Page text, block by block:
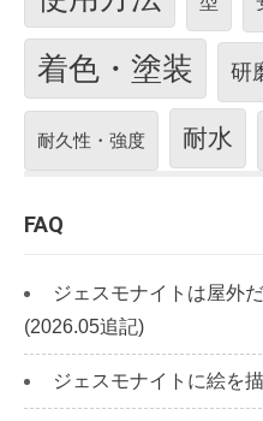
着色・塗装 研
耐久性・強度 耐水
FAQ
ジェスモナイトは屋外
(2026.05追記)
ジェスモナイトに絵を